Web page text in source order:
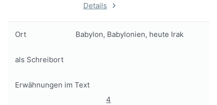
Details
Ort Babylon, Babylonien, heute Irak
als Schreibort
Erwähnungen im Text
4